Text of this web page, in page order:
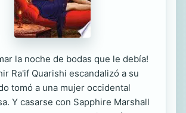
la noche de bodas que le debía!
Ra'if Quarishi escandalizó a su
tomó a una mujer occidental
Y casarse con Sapphire Marshall